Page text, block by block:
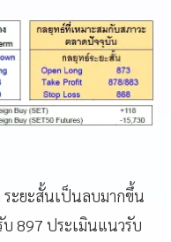
ระยะสั้นเป็นลบมากขึ้น
897 ประเมินแนวรับ